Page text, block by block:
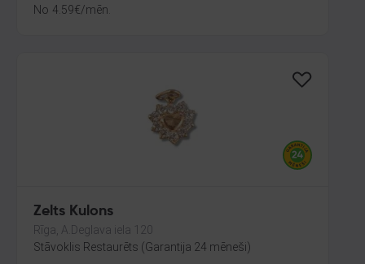
No 4.59€/mēn.
Zelts Kulons
Rīga, A.Deglava iela 120
Stāvoklis Restaurēts (Garantija 24 mēneši)